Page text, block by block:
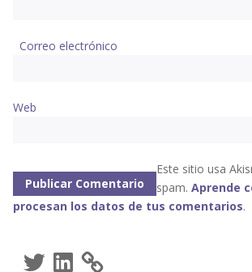
Correo electrónico
Web
Este sitio usa
spam. Aprende
procesan los datos de tus comentarios.
TwitterLinkedIn